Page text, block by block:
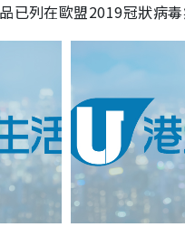
列在歐盟2019冠狀病